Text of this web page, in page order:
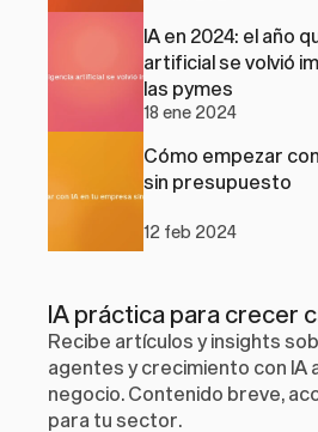
IA en 2024: el año
artificial se volvió
las pymes
18 ene 2024
Cómo empezar
sin presupuesto
12 feb 2024
IA práctica para crecer
Recibe artículos y insights
agentes y crecimiento con IA
negocio. Contenido breve,
para tu sector.